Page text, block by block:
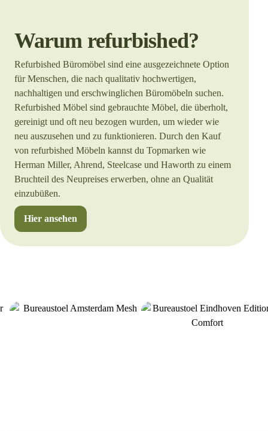
Warum refurbished?
Refurbished Büromöbel sind eine ausgezeichnete Option
für Menschen, die nach qualitativ hochwertigen,
nachhaltigen und erschwinglichen Büromöbeln suchen.
Refurbished Möbel sind gebrauchte Möbel, die überholt,
gereinigt und oft neu bezogen wurden, um wieder wie
neu auszusehen und zu funktionieren. Durch den Kauf
von refurbished Möbeln kannst du Topmarken wie
Herman Miller, Ahrend, Steelcase und Haworth zu einem
Bruchteil des Neupreises erwerben, ohne an Qualität
einzubüßen.
Hier ansehen